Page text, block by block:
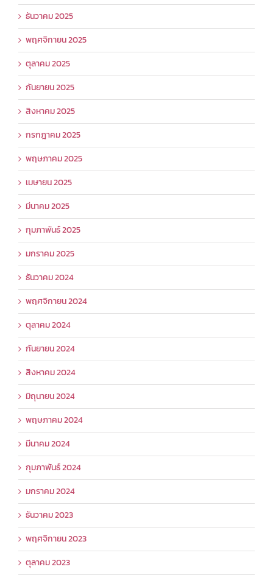
ธันวาคม 2025
พฤศจิกายน 2025
ตุลาคม 2025
กันยายน 2025
สิงหาคม 2025
กรกฎาคม 2025
พฤษภาคม 2025
เมษายน 2025
มีนาคม 2025
กุมภาพันธ์ 2025
มกราคม 2025
ธันวาคม 2024
พฤศจิกายน 2024
ตุลาคม 2024
กันยายน 2024
สิงหาคม 2024
มิถุนายน 2024
พฤษภาคม 2024
มีนาคม 2024
กุมภาพันธ์ 2024
มกราคม 2024
ธันวาคม 2023
พฤศจิกายน 2023
ตุลาคม 2023